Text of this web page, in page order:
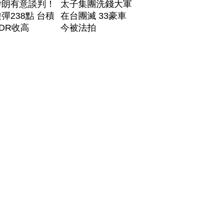
有意談判！
238點 台積
收高
太子集團洗錢大軍
在台團滅 33豪車
今被法拍